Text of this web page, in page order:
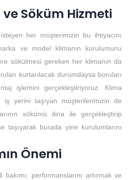
Söküm Hizmeti
her müşterimizin bu ihtiyacını
ve model klimanın kurulumunu
sökülmesi gereken her klimanın da
kurtarılacak durumdaysa boruları
işlemini gerçekleştiriyoruz. Klima
yerini taşıyan müşterilerimizin de
sökümü itina ile gerçekleştirip
taşıyarak burada yine kurulumlarını
Önemi
performanslarını artırmak ve